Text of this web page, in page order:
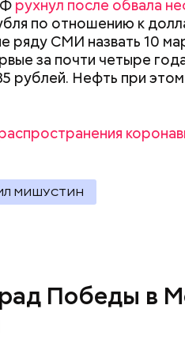
рухнул после обвала
по отношению к
ряду СМИ назвать 10
за почти четыре
рублей. Нефть при
МИШУСТИН
Победы в
министр обороны РФ
участников и почти